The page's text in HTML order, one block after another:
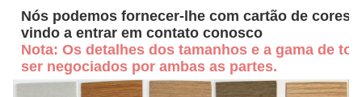
Nós podemos fornecer-lhe com cartão de cores
vindo a entrar em contato conosco
Nota: Os detalhes dos tamanhos e a gama de
ser negociados por ambas as partes.